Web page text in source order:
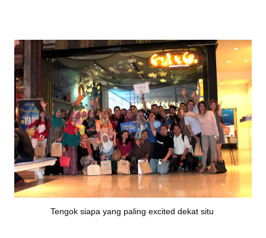
Tengok siapa yang paling excited dekat situ